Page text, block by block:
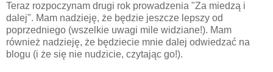
Teraz rozpoczynam drugi rok prowadzenia "Za miedzą i
dalej". Mam nadzieję, że będzie jeszcze lepszy od
poprzedniego (wszelkie uwagi mile widziane!). Mam
również nadzieję, że będziecie mnie dalej odwiedzać na
blogu (i że się nie nudzicie, czytając go!).